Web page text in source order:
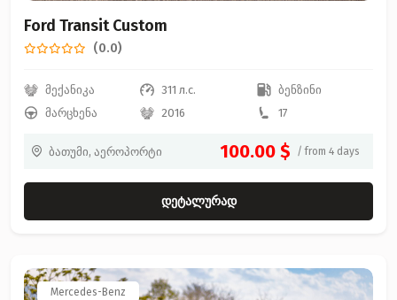
Ford Transit Custom
(0.0)
მექანიკა 311 л.с.
ბენზინი
მარცხენა
2016 17
ბათუმი, აეროპორტი 100.00 $ / from 4 days
დეტალურად
Mercedes-Benz